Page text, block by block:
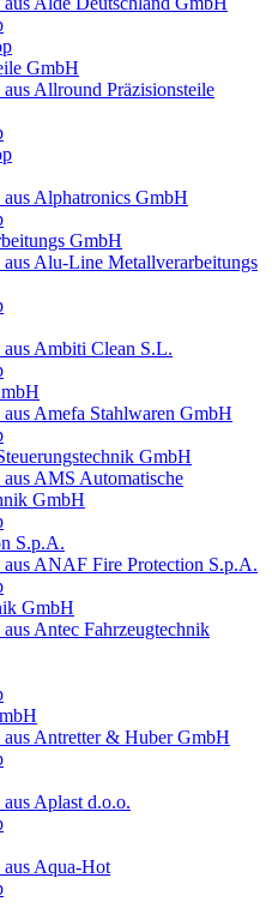
GmbH
Allround Präzisionsteile
aus Alphatronics GmbH
GmbH
aus Alu-Line Metallverarbeitungs
aus Ambiti Clean S.L.
Amefa Stahlwaren GmbH
GmbH
AMS Automatische
GmbH
S.p.A.
aus ANAF Fire Protection S.p.A.
GmbH
Antec Fahrzeugtechnik
aus Antretter & Huber GmbH
Aplast d.o.o.
aus Aqua-Hot